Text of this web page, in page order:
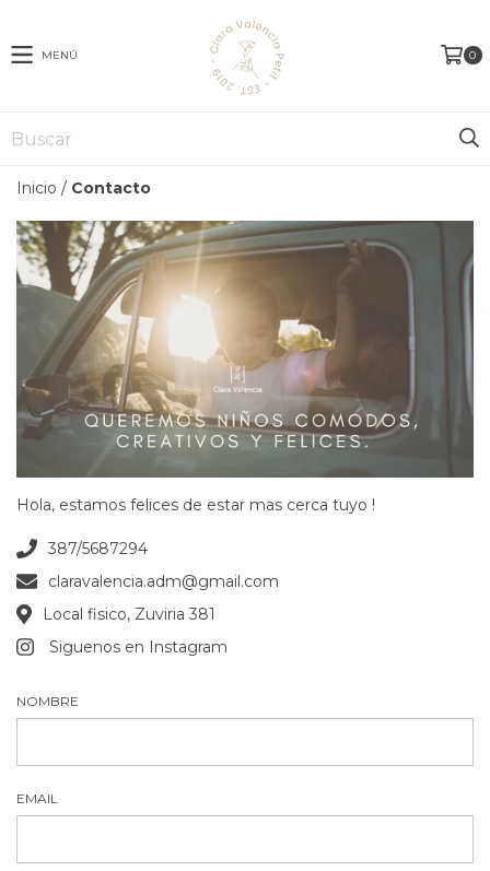
MENÚ 0
Inicio / Contacto
Hola, estamos felices de estar mas cerca tuyo !
387/5687294
claravalencia.adm@gmail.com
Local fisico, Zuviria 381
Siguenos en Instagram
NOMBRE
EMAIL